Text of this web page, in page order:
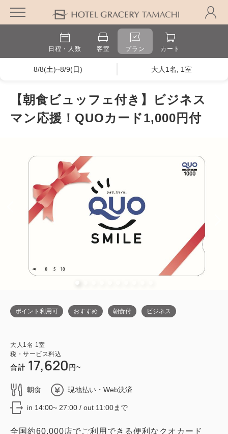
日程・人数 客室 プラン カート
8/8(土)~8/9(日) 大人1名, 1室
【朝食ビュッフェ付き】ビジネス
マン応援！QUOカード1,000円付
ポイント利用可 おすすめ 朝食付 ビジネス
大人 1 名 1 室
税・サービス料込
合計 17,620 円~
朝食 現地払い・Web決済
in 14:00~ 27:00 / out 11:00まで
全国約60,000店でご利用できる便利なクオカード